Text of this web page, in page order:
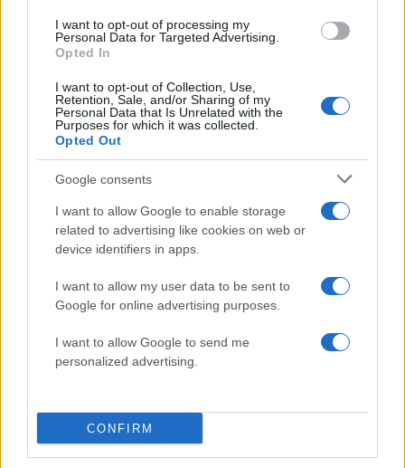
I want to opt-out of processing my
Personal Data for Targeted Advertising.
Opted In
I want to opt-out of Collection, Use,
Retention, Sale, and/or Sharing of my
Personal Data that Is Unrelated with the
Purposes for which it was collected.
Opted Out
Google consents
I want to allow Google to enable storage
related to advertising like cookies on web or
device identifiers in apps.
I want to allow my user data to be sent to
Google for online advertising purposes.
I want to allow Google to send me
personalized advertising.
CONFIRM
Αν τα χάσατε
Marfin: «Δεν υπάρχει
ταυτοποίηση» λέει ο
Η ξανθιά κοτσίδα και η
εξέταση του 2022 για την
που έκρυψε τον
πατέρα του σε
– «Δεν είπε ποτέ ότι